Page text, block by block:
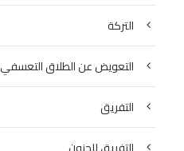
التركة
التعويض عن الطلاق التعسفي
التفريق